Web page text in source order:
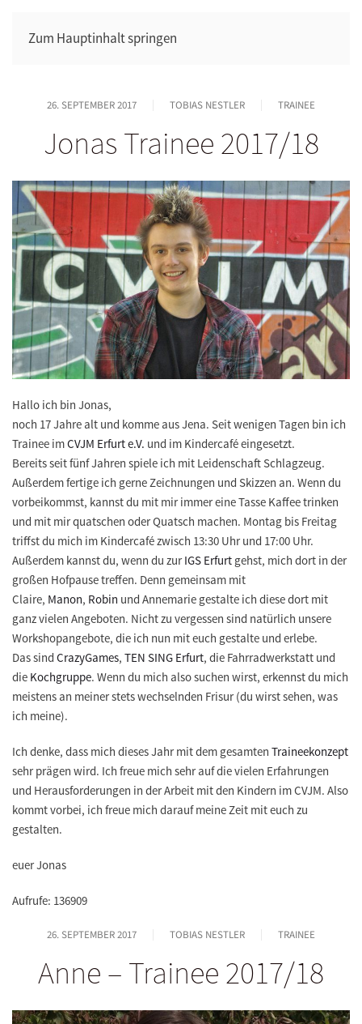
Zum Hauptinhalt springen
26. SEPTEMBER 2017 TOBIAS NESTLER TRAINEE
Jonas Trainee 2017/18
Hallo ich bin Jonas,
noch 17 Jahre alt und komme aus Jena. Seit wenigen Tagen bin ich
Trainee imCVJM Erfurt e.V. und im Kindercafé eingesetzt.
Bereits seit fünf Jahren spiele ich mit Leidenschaft Schlagzeug.
Außerdem fertige ich gerne Zeichnungen und Skizzen an. Wenn du
vorbeikommst, kannst du mit mir immer eine Tasse Kaffee trinken
und mit mir quatschen oder Quatsch machen. Montag bis Freitag
triffst du mich im Kindercafé zwisch 13:30 Uhr und 17:00 Uhr.
Außerdem kannst du, wenn du zurIGS Erfurt gehst, mich dort in der
großen Hofpause treffen. Denn gemeinsam mit
Claire, Manon, Robin und Annemarie gestalte ich diese dort mit
ganz vielen Angeboten. Nicht zu vergessen sind natürlich unsere
Workshopangebote, die ich nun mit euch gestalte und erlebe.
Das sind CrazyGames, TEN SING Erfurt, die Fahrradwerkstatt und
die Kochgruppe. Wenn du mich also suchen wirst, erkennst du mich
meistens an meiner stets wechselnden Frisur (du wirst sehen, was
ich meine).
Ich denke, dass mich dieses Jahr mit dem gesamten Traineekonzept
sehr prägen wird. Ich freue mich sehr auf die vielen Erfahrungen
und Herausforderungen in der Arbeit mit den Kindern im CVJM. Also
kommt vorbei, ich freue mich darauf meine Zeit mit euch zu
gestalten.
euer Jonas
Aufrufe: 136909
26. SEPTEMBER 2017 TOBIAS NESTLER TRAINEE
Anne – Trainee 2017/18